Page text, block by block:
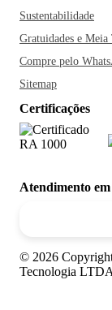
Sustentabilidade
Gratuidades e Meia
Compre pelo
Sitemap
Certificações
Atendimento
© 2026
Tecnologia